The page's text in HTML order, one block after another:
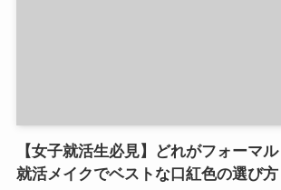
【女子就活生必見】どれがフォーマ
就活メイクでベストな口紅色の選び方